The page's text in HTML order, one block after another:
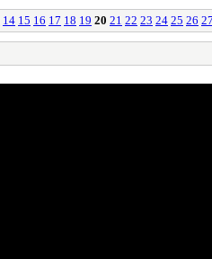
14 15 16 17 18 19 20 21 22 23 24 25 26 27